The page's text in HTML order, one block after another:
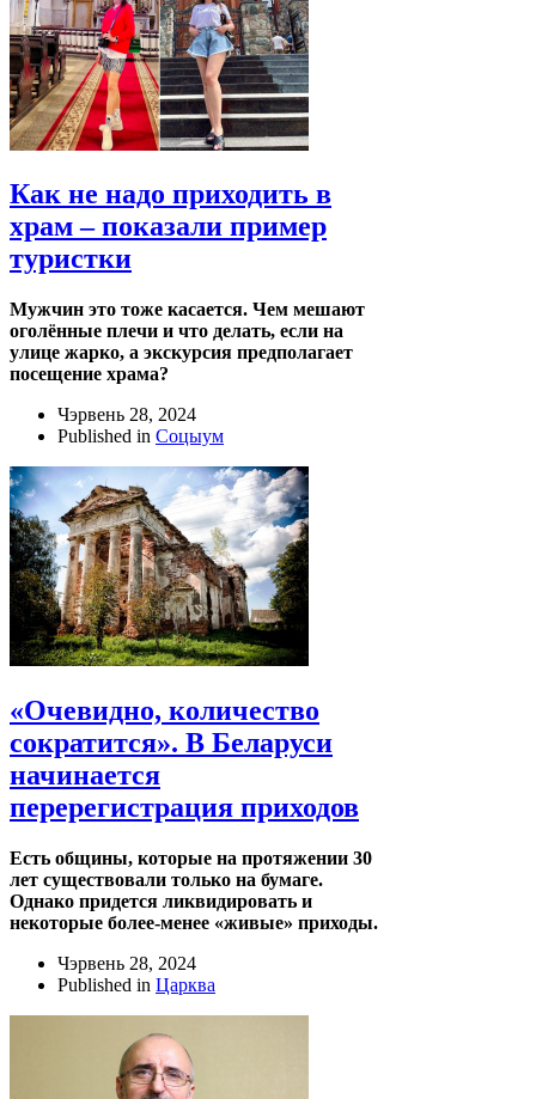
Как не надо приходить в
храм – показали пример
туристки
Мужчин это тоже касается. Чем мешают
оголённые плечи и что делать, если на
улице жарко, а экскурсия предполагает
посещение храма?
Чэрвень 28, 2024
Published in Соцыум
«Очевидно, количество
сократится». В Беларуси
начинается
перерегистрация приходов
Есть общины, которые на протяжении 30
лет существовали только на бумаге.
Однако придется ликвидировать и
некоторые более-менее «живые» приходы.
Чэрвень 28, 2024
Published in Царква